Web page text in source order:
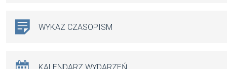
WYKAZ CZASOPISM
KALENDARZ WYDARZEŃ